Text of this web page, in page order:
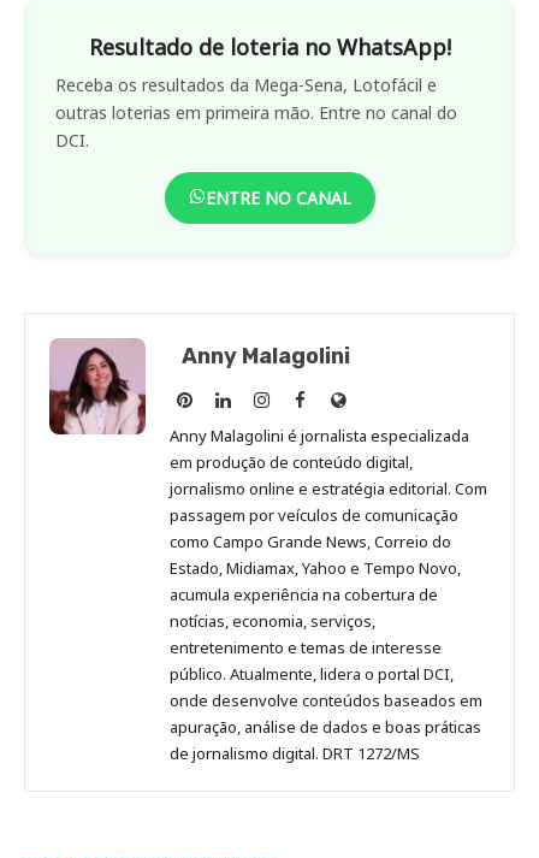
Resultado de loteria no WhatsApp!
Receba os resultados da Mega-Sena, Lotofácil e
outras loterias em primeira mão. Entre no canal do
DCI.
ENTRE NO CANAL
Anny Malagolini
Anny
Malagolini
no
Pinterest
Anny
Malagolini
no
LinkedIn
Anny
Malagolini
no
Instagram
Anny
Malagolini
no
Facebook
Site
de
Anny
Malagolini
Anny Malagolini é jornalista especializada
em produção de conteúdo digital,
jornalismo online e estratégia editorial. Com
passagem por veículos de comunicação
como Campo Grande News, Correio do
Estado, Midiamax, Yahoo e Tempo Novo,
acumula experiência na cobertura de
notícias, economia, serviços,
entretenimento e temas de interesse
público. Atualmente, lidera o portal DCI,
onde desenvolve conteúdos baseados em
apuração, análise de dados e boas práticas
de jornalismo digital. DRT 1272/MS